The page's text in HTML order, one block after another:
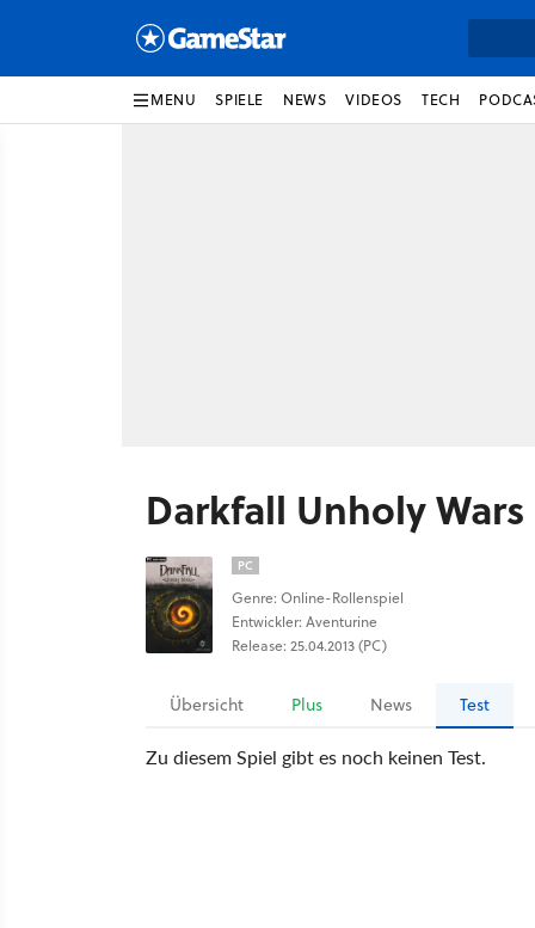
MENU SPIELE NEWS VIDEOS TECH
Darkfall Unholy Wars
PC
Genre: Online-Rollenspiel
Entwickler: Aventurine
Release: 25.04.2013 (PC)
Übersicht Plus News Test
Zu diesem Spiel gibt es noch keinen Test.